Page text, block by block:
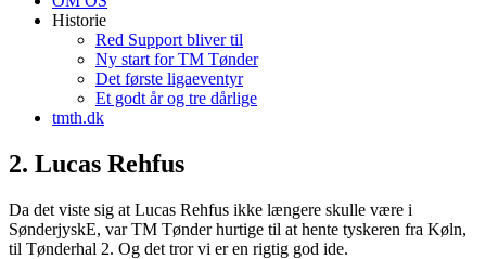
Historie
Red Support bliver til
Ny start for TM Tønder
Det første ligaeventyr
Et godt år og tre dårlige
tmth.dk
2. Lucas Rehfus
Da det viste sig at Lucas Rehfus ikke længere skulle være i
SønderjyskE, var TM Tønder hurtige til at hente tyskeren fra Køln,
til Tønderhal 2. Og det tror vi er en rigtig god ide.